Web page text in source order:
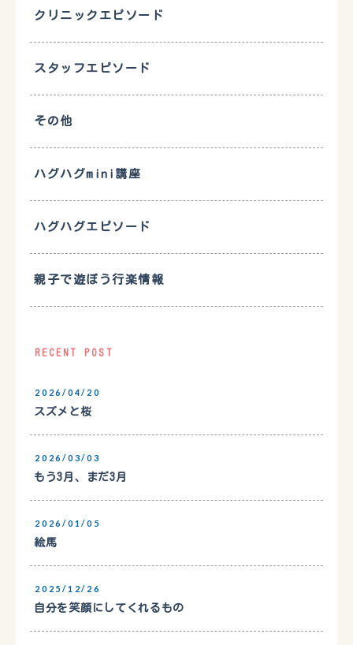
クリニックエピソード
スタッフエピソード
その他
ハグハグmini講座
ハグハグエピソード
親子で遊ぼう行楽情報
RECENT POST
2026/04/20
スズメと桜
2026/03/03
もう3月、まだ3月
2026/01/05
絵馬
2025/12/26
自分を笑顔にしてくれるもの